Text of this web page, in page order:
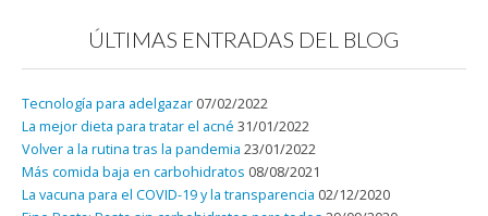
ÚLTIMAS ENTRADAS DEL BLOG
Tecnología para adelgazar 07/02/2022
La mejor dieta para tratar el acné 31/01/2022
Volver a la rutina tras la pandemia 23/01/2022
Más comida baja en carbohidratos 08/08/2021
La vacuna para el COVID-19 y la transparencia 02/12/2020